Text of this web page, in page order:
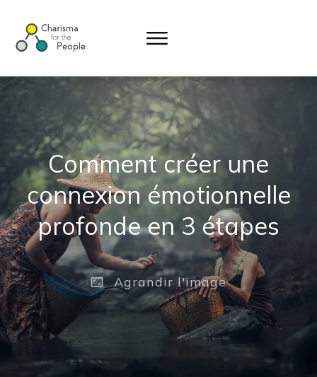
Comment créer une
connexion émotionnelle
profonde en 3 étapes
Agrandir l'image